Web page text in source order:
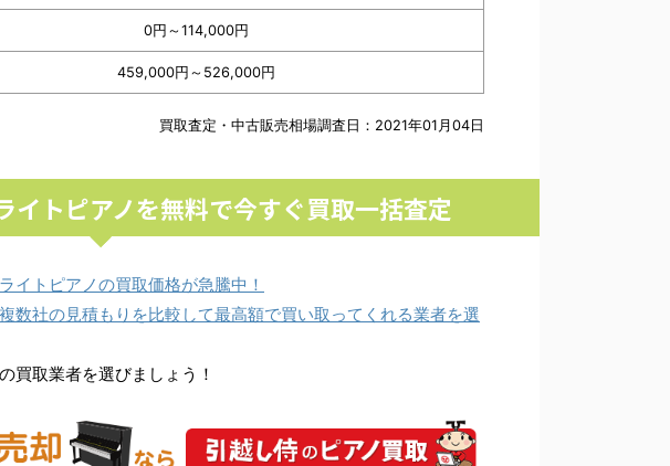
0円～114,000円
459,000円～526,000円
買取査定・中古販売相場調査日：2021年01月04日
イトピアノを無料で今すぐ買取一括査定
イトピアノの買取価格が急騰中！
数社の見積もりを比較して最高額で買い取ってくれる業者を選
買取業者を選びましょう！